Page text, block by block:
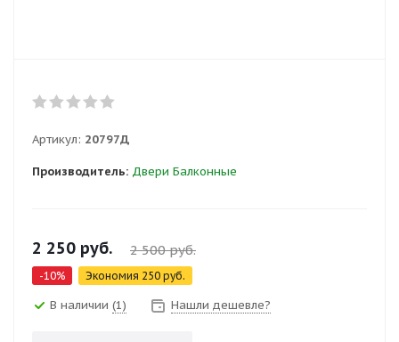
Артикул: 20797Д
Производитель: Двери Балконные
2 250 руб. 2 500руб.
-10% Экономия 250 руб.
В наличии (1) Нашли дешевле?